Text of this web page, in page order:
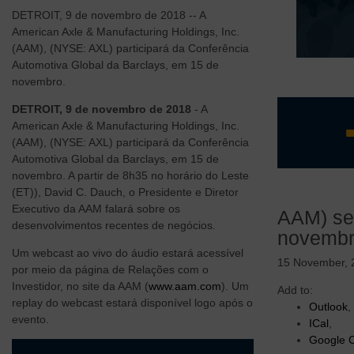
DETROIT, 9 de novembro de 2018 -- A
American Axle & Manufacturing Holdings, Inc.
(AAM), (NYSE: AXL) participará da Conferência
Automotiva Global da Barclays, em 15 de
novembro.
DETROIT, 9 de novembro de 2018 - A
American Axle & Manufacturing Holdings, Inc.
(AAM), (NYSE: AXL) participará da Conferência
Automotiva Global da Barclays, em 15 de
novembro. A partir de 8h35 no horário do Leste
(ET)), David C. Dauch, o Presidente e Diretor
Executivo da AAM falará sobre os
desenvolvimentos recentes de negócios.
Um webcast ao vivo do áudio estará acessível
por meio da página de Relações com o
Investidor, no site da AAM (www.aam.com). Um
replay do webcast estará disponível logo após o
evento.
clientes
AAM)
15 November,
Add to:
Outlook
ICal
Google